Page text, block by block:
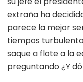
extraña ha
parece la mejor
tiempos
saque a flote a la
preguntando ¿Y